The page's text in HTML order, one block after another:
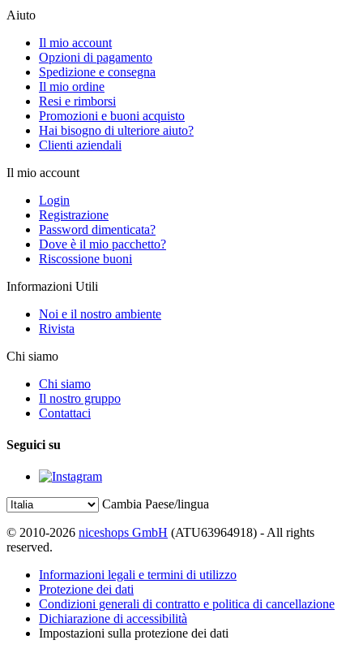
Aiuto
Il mio account
Opzioni di pagamento
Spedizione e consegna
Il mio ordine
Resi e rimborsi
Promozioni e buoni acquisto
Hai bisogno di ulteriore aiuto?
Clienti aziendali
Il mio account
Login
Registrazione
Password dimenticata?
Dove è il mio pacchetto?
Riscossione buoni
Informazioni Utili
Noi e il nostro ambiente
Rivista
Chi siamo
Chi siamo
Il nostro gruppo
Contattaci
Seguici su
Cambia Paese/lingua
© 2010-2026 niceshops GmbH (ATU63964918) - All rights
reserved.
Informazioni legali e termini di utilizzo
Protezione dei dati
Condizioni generali di contratto e politica di cancellazione
Dichiarazione di accessibilità
Impostazioni sulla protezione dei dati